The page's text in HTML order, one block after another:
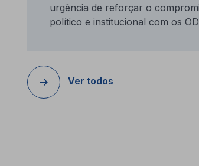
urgência de reforçar o
político e institucional com os
Ver todos